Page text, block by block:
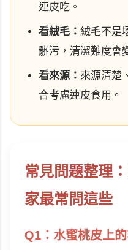
連皮吃。
看絨毛： 絨毛不是
髒污，清潔難度會
看來源： 來源清楚
合考慮連皮食用。
常見問題整理
家最常問這些
Q1：水蜜桃皮上